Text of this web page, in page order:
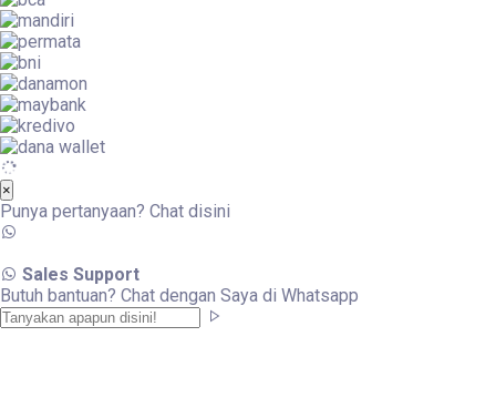
×
Punya pertanyaan? Chat disini
Sales Support
Butuh bantuan? Chat dengan Saya di Whatsapp